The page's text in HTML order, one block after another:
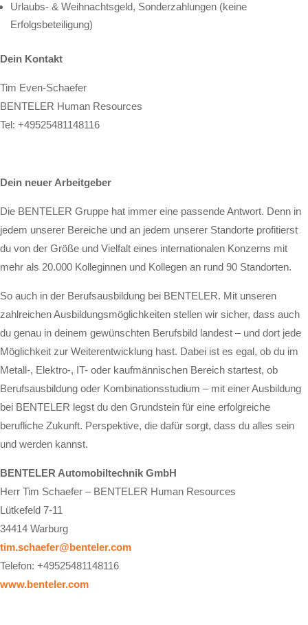
Urlaubs- & Weihnachtsgeld, Sonderzahlungen (keine
Erfolgsbeteiligung)
Dein Kontakt
Tim Even-Schaefer
BENTELER Human Resources
Tel: +49525481148116
Dein neuer Arbeitgeber
Die BENTELER Gruppe hat immer eine passende Antwort. Denn in
jedem unserer Bereiche und an jedem unserer Standorte profitierst
du von der Größe und Vielfalt eines internationalen Konzerns mit
mehr als 20.000 Kolleginnen und Kollegen an rund 90 Standorten.
So auch in der Berufsausbildung bei BENTELER. Mit unseren
zahlreichen Ausbildungsmöglichkeiten stellen wir sicher, dass auch
du genau in deinem gewünschten Berufsbild landest – und dort jede
Möglichkeit zur Weiterentwicklung hast. Dabei ist es egal, ob du im
Metall-, Elektro-, IT- oder kaufmännischen Bereich startest, ob
Berufsausbildung oder Kombinationsstudium – mit einer Ausbildung
bei BENTELER legst du den Grundstein für eine erfolgreiche
berufliche Zukunft. Perspektive, die dafür sorgt, dass du alles sein
und werden kannst.
BENTELER Automobiltechnik GmbH
Herr Tim Schaefer – BENTELER Human Resources
Lütkefeld 7-11
34414 Warburg
tim.schaefer@benteler.com
Telefon: +49525481148116
www.benteler.com